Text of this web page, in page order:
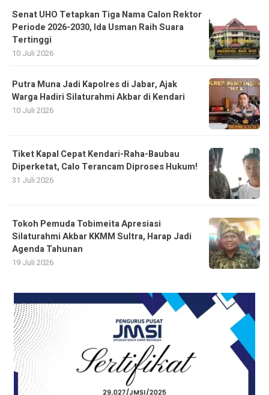
Senat UHO Tetapkan Tiga Nama Calon Rektor
Periode 2026-2030, Ida Usman Raih Suara
Tertinggi
10 Juli 2026
Putra Muna Jadi Kapolres di Jabar, Ajak
Warga Hadiri Silaturahmi Akbar di Kendari
10 Juli 2026
Tiket Kapal Cepat Kendari-Raha-Baubau
Diperketat, Calo Terancam Diproses Hukum!
31 Juli 2026
Tokoh Pemuda Tobimeita Apresiasi
Silaturahmi Akbar KKMM Sultra, Harap Jadi
Agenda Tahunan
19 Juli 2026